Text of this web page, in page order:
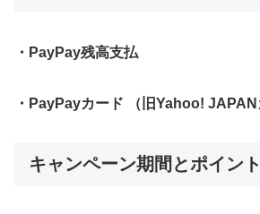
・PayPay残高支払
・PayPayカード （旧Yahoo! JAPAN
キャンペーン期間とポイン